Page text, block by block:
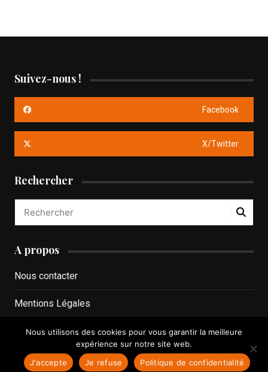
Suivez-nous !
Facebook
X/Twitter
Rechercher
A propos
Nous contacter
Mentions Légales
Politique de confidentialité
Nous utilisons des cookies pour vous garantir la meilleure
expérience sur notre site web.
J'accepte
Je refuse Politique de confidentialité